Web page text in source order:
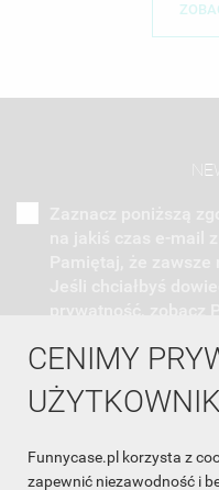
CENIMY
Funnycase.pl korzysta z
zapewnić niezawodność i
INFORMACJA O SKLEPIE